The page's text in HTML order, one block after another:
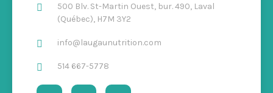
500 Blv. St-Martin Ouest, bur. 490, Laval
(Québec), H7M 3Y2
info@laugaunutrition.com
514 667-5778